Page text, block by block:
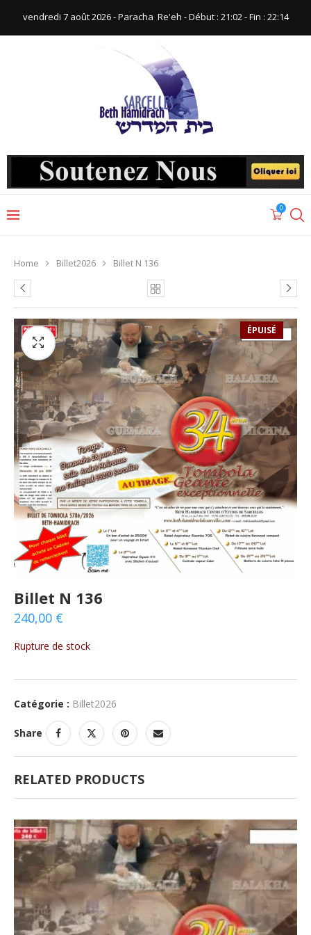
vendredi 7 août 2026 - Paracha ‪ Re'eh‬ - Début : 21:02‬ - Fin : ‪22:14‬
0
Home Billet2026 Billet N 136
ÉPUISÉ
Billet N 136
240,00 €
Rupture de stock
Catégorie : Billet2026
Share
RELATED PRODUCTS